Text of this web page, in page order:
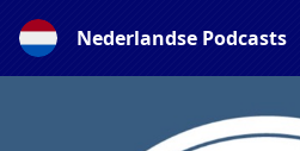
Nederlandse Podcasts